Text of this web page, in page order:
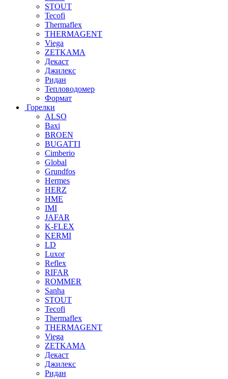
STOUT
Tecofi
Thermaflex
THERMAGENT
Viega
ZETKAMA
Декаст
Джилекс
Ридан
Тепловодомер
Формат
Горелки
ALSO
Baxi
BROEN
BUGATTI
Cimberio
Global
Grundfos
Hermes
HERZ
HME
IMI
JAFAR
K-FLEX
KERMI
LD
Luxor
Reflex
RIFAR
ROMMER
Sanha
STOUT
Tecofi
Thermaflex
THERMAGENT
Viega
ZETKAMA
Декаст
Джилекс
Ридан